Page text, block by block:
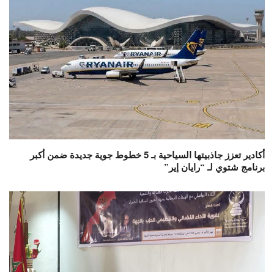
أكادير تعزز جاذبيتها السياحية بـ 5 خطوط جوية جديدة ضمن أكبر
برنامج شتوي لـ “رايان إير”